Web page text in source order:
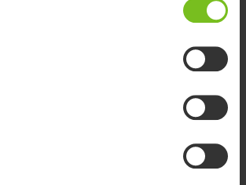
High-low:xo
från golv till bordshöjd,